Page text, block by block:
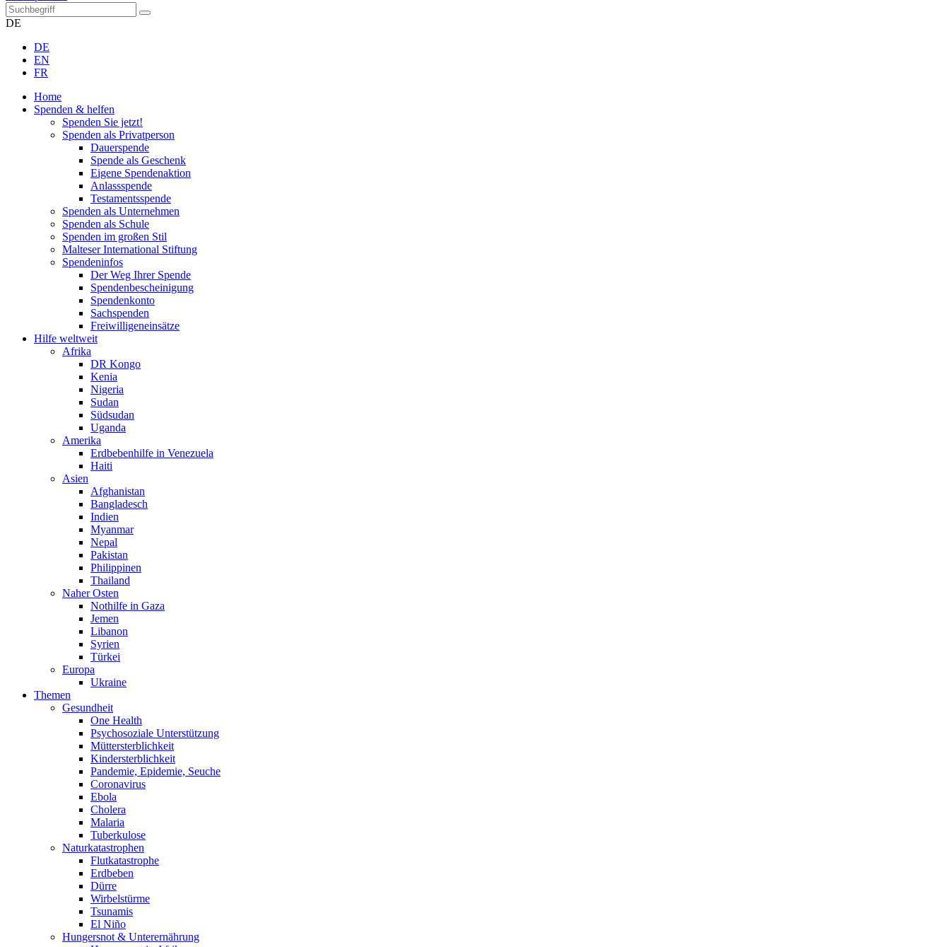
DE
DE
EN
FR
Home
Spenden & helfen
Spenden Sie jetzt!
Spenden als Privatperson
Dauerspende
Spende als Geschenk
Eigene Spendenaktion
Anlassspende
Testamentsspende
Spenden als Unternehmen
Spenden als Schule
Spenden im großen Stil
Malteser International Stiftung
Spendeninfos
Der Weg Ihrer Spende
Spendenbescheinigung
Spendenkonto
Sachspenden
Freiwilligeneinsätze
Hilfe weltweit
Afrika
DR Kongo
Kenia
Nigeria
Sudan
Südsudan
Uganda
Amerika
Erdbebenhilfe in Venezuela
Haiti
Asien
Afghanistan
Bangladesch
Indien
Myanmar
Nepal
Pakistan
Philippinen
Thailand
Naher Osten
Nothilfe in Gaza
Jemen
Libanon
Syrien
Türkei
Europa
Ukraine
Themen
Gesundheit
One Health
Psychosoziale Unterstützung
Müttersterblichkeit
Kindersterblichkeit
Pandemie, Epidemie, Seuche
Coronavirus
Ebola
Cholera
Malaria
Tuberkulose
Naturkatastrophen
Flutkatastrophe
Erdbeben
Dürre
Wirbelstürme
Tsunamis
El Niño
Hungersnot & Unterernährung